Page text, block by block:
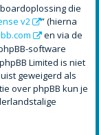
die
v2
” (hierna
en via de
software
Limited is niet
geweigerd als
over phpBB kun je